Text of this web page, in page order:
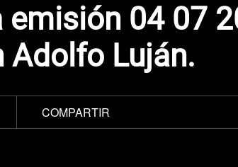
04 07
Adolfo Luján.
COMPARTIR